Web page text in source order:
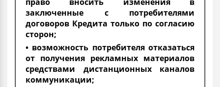
право вносить изменения в
заключенные с потребителями
договоров Кредита только по согласию
сторон;
• возможность потребителя отказаться
от получения рекламных материалов
средствами дистанционных каналов
коммуникации;